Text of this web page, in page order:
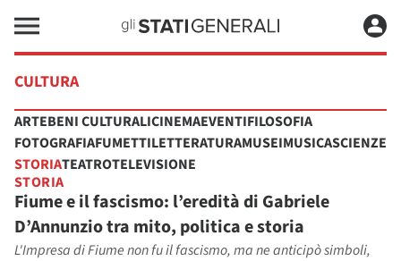
CULTURA
ARTEBENI CULTURALICINEMAEVENTIFILOSOFIA
FOTOGRAFIAFUMETTILETTERATURAMUSEIMUSICASCIENZE
STORIATEATROTELEVISIONE
STORIA
Fiume e il fascismo: l’eredità di Gabriele
D’Annunzio tra mito, politica e storia
L'Impresa di Fiume non fu il fascismo, ma ne anticipò simboli,